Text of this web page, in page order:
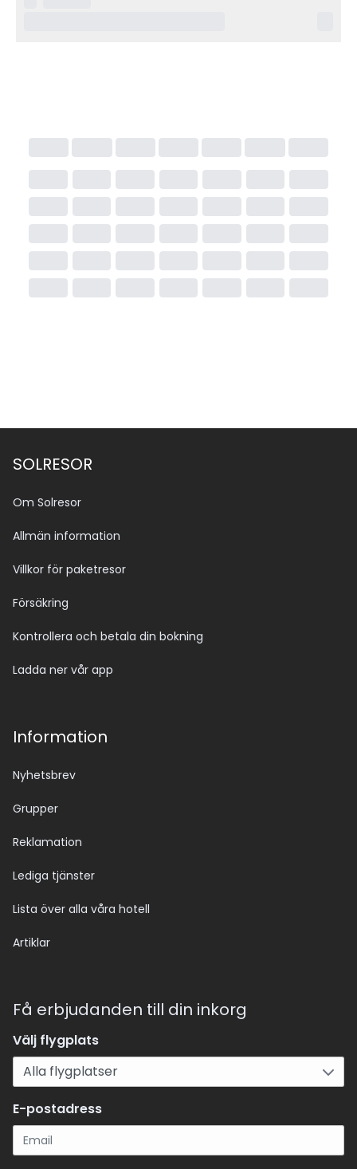
SOLRESOR
Om Solresor
Allmän information
Villkor för paketresor
Försäkring
Kontrollera och betala din bokning
Ladda ner vår app
Information
Nyhetsbrev
Grupper
Reklamation
Lediga tjänster
Lista över alla våra hotell
Artiklar
Få erbjudanden till din inkorg
Välj flygplats
E-postadress